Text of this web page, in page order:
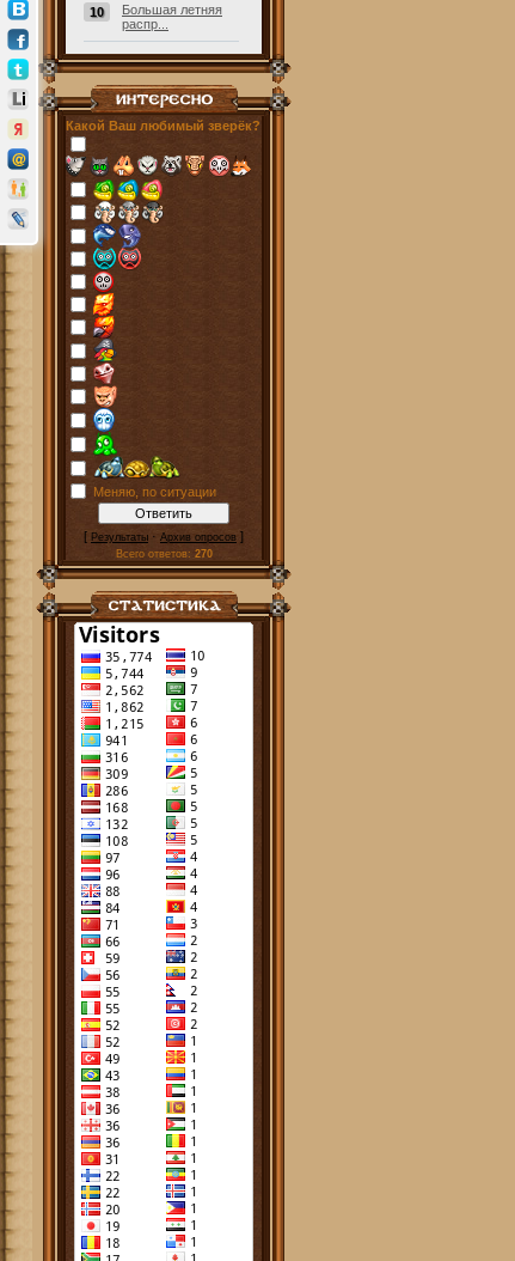
10
Большая летняя
распр...
Какой Ваш любимый зверёк?
Меняю, по ситуации
[ Результаты · Архив опросов ]
Всего ответов: 270